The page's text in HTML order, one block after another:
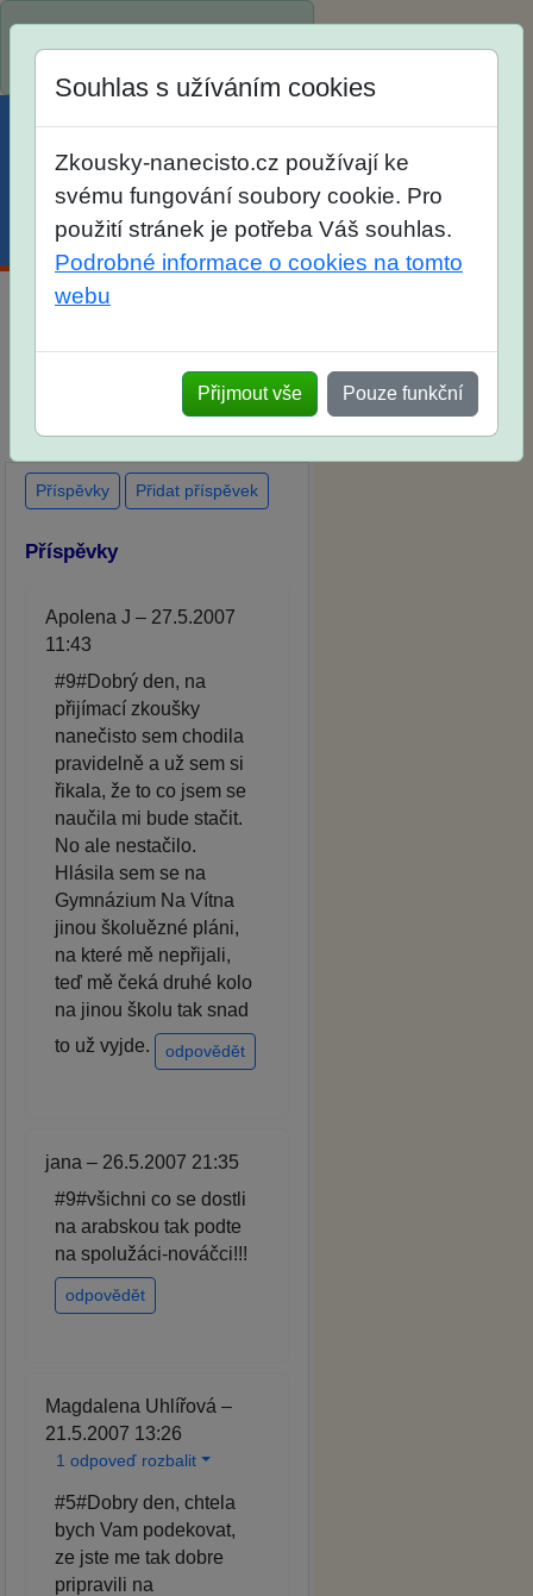
Menu Účet Košík
po skutečných přijímacích
zkouškách
Souhlas s užíváním cookies
Zkousky-nanecisto.cz používají ke
svému fungování soubory cookie. Pro
použití stránek je potřeba Váš souhlas.
Podrobné informace o cookies na tomto
webu
Přijmout vše Pouze funkční
Příspěvky Přidat příspěvek
Příspěvky
Apolena J – 27.5.2007
11:43
#9#Dobrý den, na
přijímací zkoušky
nanečisto sem chodila
pravidelně a už sem si
řikala, že to co jsem se
naučila mi bude stačit.
No ale nestačilo.
Hlásila sem se na
Gymnázium Na Vítna
jinou školuězné pláni,
na které mě nepřijali,
teď mě čeká druhé kolo
na jinou školu tak snad
to už vyjde.
odpovědět
jana – 26.5.2007 21:35
#9#všichni co se dostli
na arabskou tak podte
na spolužáci-nováčci!!!
odpovědět
Magdalena Uhlířová –
21.5.2007 13:26
1 odpoveď rozbalit
#5#Dobry den, chtela
bych Vam podekovat,
ze jste me tak dobre
pripravili na